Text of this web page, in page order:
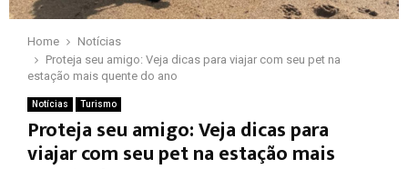
Home
Notícias
Proteja seu amigo: Veja dicas para viajar com seu pet na
estação mais quente do ano
Notícias Turismo
Proteja seu amigo: Veja dicas para
viajar com seu pet na estação mais